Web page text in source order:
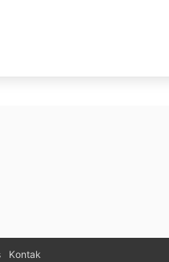
Kontak